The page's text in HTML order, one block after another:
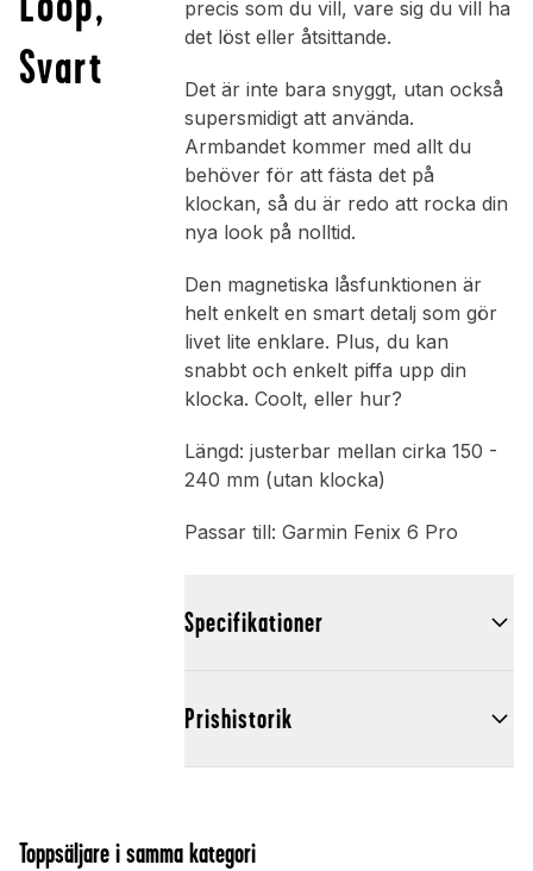
Svart
precis som du vill, vare sig du vill ha
det löst eller åtsittande.
Det är inte bara snyggt, utan också
supersmidigt att använda.
Armbandet kommer med allt du
behöver för att fästa det på
klockan, så du är redo att rocka din
nya look på nolltid.
Den magnetiska låsfunktionen är
helt enkelt en smart detalj som gör
livet lite enklare. Plus, du kan
snabbt och enkelt piffa upp din
klocka. Coolt, eller hur?
Längd: justerbar mellan cirka 150 -
240 mm (utan klocka)
Passar till: Garmin Fenix 6 Pro
Specifikationer
Prishistorik
Toppsäljare i samma kategori